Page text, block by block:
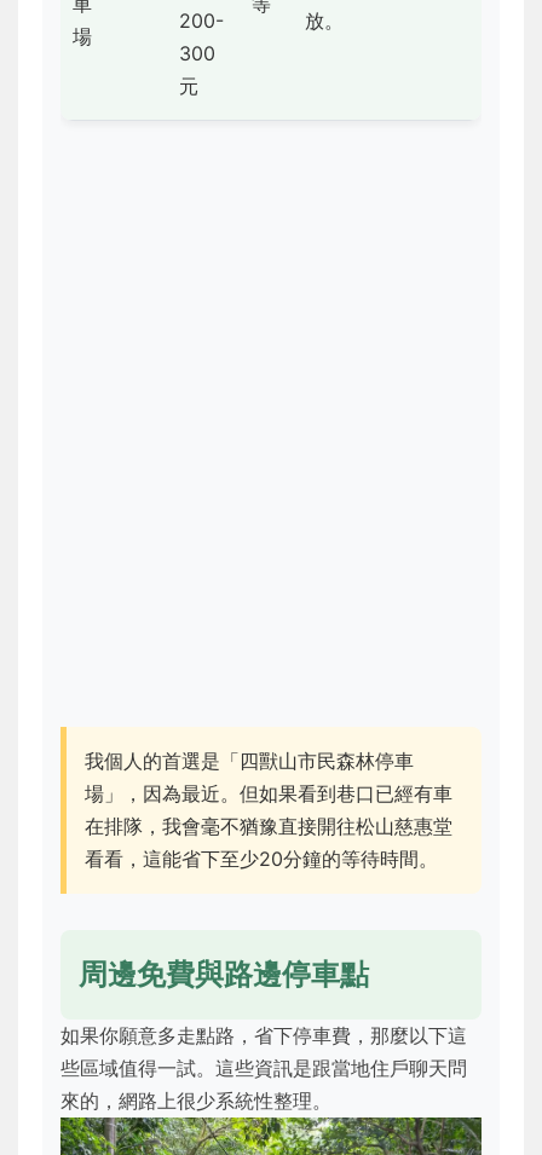
場
200-
300
元
放。
我個人的首選是「四獸山市民森林停車
場」，因為最近。但如果看到巷口已經有車
在排隊，我會毫不猶豫直接開往松山慈惠堂
看看，這能省下至少20分鐘的等待時間。
周邊免費與路邊停車點
如果你願意多走點路，省下停車費，那麼以下這
些區域值得一試。這些資訊是跟當地住戶聊天問
來的，網路上很少系統性整理。